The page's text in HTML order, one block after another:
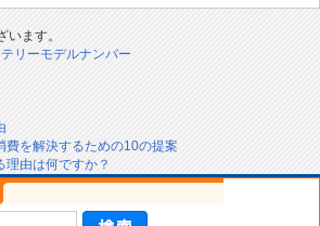
ます。
リーモデルナンバー
費を解決するための10の提案
理由は何ですか？